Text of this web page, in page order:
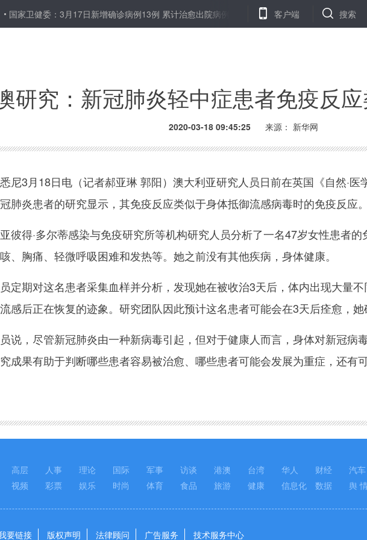
国家卫健委：3月17日新增确诊病例13例 累计治愈出院病例69601例 疫情信息发布不宜“惜字如
客户端 搜索
研究：新冠肺炎轻中症患者免疫反
2020-03-18 09:45:25 来源： 新华网
3月18日电（记者郝亚琳 郭阳）澳大利亚研究人员日前在英国《自然·医
肺炎患者的研究显示，其免疫反应类似于身体抵御流感病毒时的免疫反应。
得·多尔蒂感染与免疫研究所等机构研究人员分析了一名47岁女性患者的
、胸痛、轻微呼吸困难和发热等。她之前没有其他疾病，身体健康。
期对这名患者采集血样并分析，发现她在被收治3天后，体内出现大量不
感后正在恢复的迹象。研究团队因此预计这名患者可能会在3天后痊愈，她
，尽管新冠肺炎由一种新病毒引起，但对于健康人而言，身体对新冠病
成果有助于判断哪些患者容易被治愈、哪些患者可能会发展为重症，还有可
高层 人事 理论 国际 军事 访谈 港澳 台湾 华人 财经 汽车
视频 彩票 娱乐 时尚 体育 食品 旅游 健康 信息化 数据 舆
要链接 版权声明 法律顾问 广告服务 技术服务中心